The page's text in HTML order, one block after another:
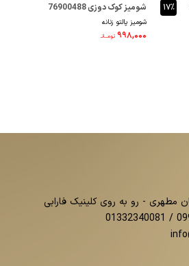
۱۷٪ شومیز کوک دوزی 76900488
شومیز پالتو زنانه
۹۹۸,۰۰۰ تومــانـ
مطهری - رو به روی کلینیک فارابی
/
01332340081